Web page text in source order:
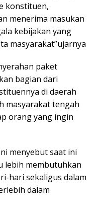
konstituen,
menerima masukan
kebijakan yang
masyarakat”ujarnya
paket
bagian dari
di daerah
masyarakat tengah
orang yang ingin
menyebut saat ini
lebih membutuhkan
hari sekaligus dalam
dalam